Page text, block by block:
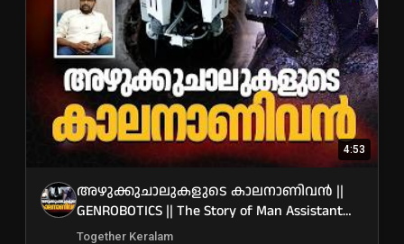
4:53
അഴുക്കുചാലുകളുടെ കാലനാണിവൻ ||
GENROBOTICS || The Story of Man Assistant
Robots
Together Keralam